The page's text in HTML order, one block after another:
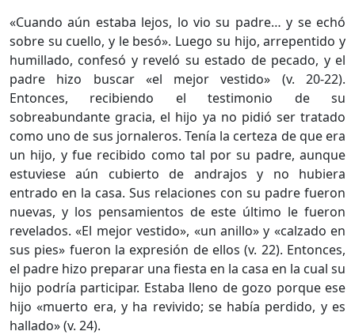
«Cuando aún estaba lejos, lo vio su padre… y se echó
sobre su cuello, y le besó». Luego su hijo, arrepentido y
humillado, confesó y reveló su estado de pecado, y el
padre hizo buscar «el mejor vestido» (v. 20-22).
Entonces, recibiendo el testimonio de su
sobreabundante gracia, el hijo ya no pidió ser tratado
como uno de sus jornaleros. Tenía la certeza de que era
un hijo, y fue recibido como tal por su padre, aunque
estuviese aún cubierto de andrajos y no hubiera
entrado en la casa. Sus relaciones con su padre fueron
nuevas, y los pensamientos de este último le fueron
revelados. «El mejor vestido», «un anillo» y «calzado en
sus pies» fueron la expresión de ellos (v. 22). Entonces,
el padre hizo preparar una fiesta en la casa en la cual su
hijo podría participar. Estaba lleno de gozo porque ese
hijo «muerto era, y ha revivido; se había perdido, y es
hallado» (v. 24).